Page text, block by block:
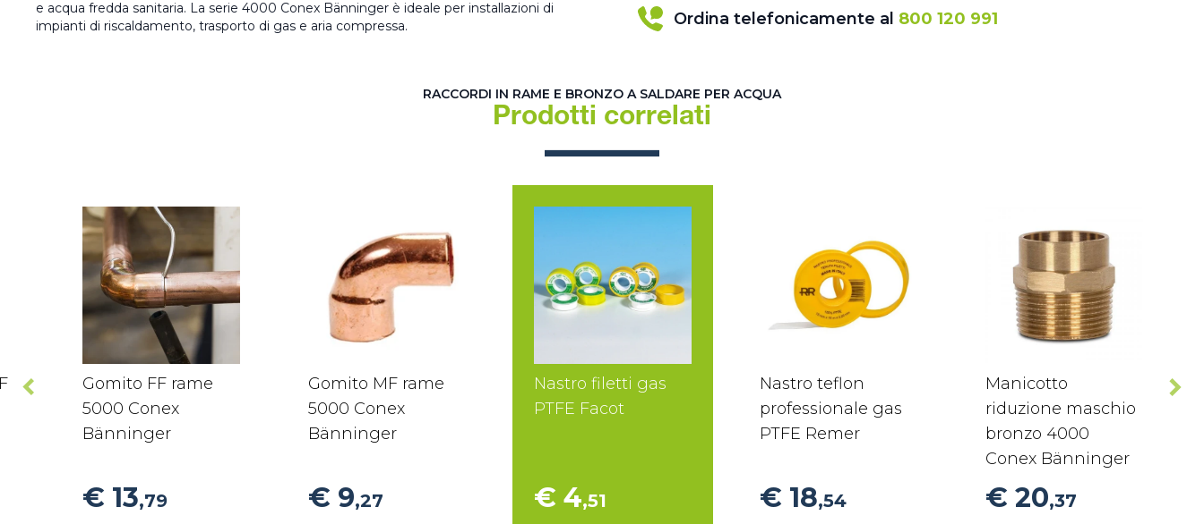
e acqua fredda sanitaria. La serie 4000 Conex Bänninger è ideale per installazioni di
impianti di riscaldamento, trasporto di gas e aria compressa.
Ordina telefonicamente al 800 120 991
RACCORDI IN RAME E BRONZO A SALDARE PER ACQUA
Prodotti correlati
Gomito FF rame
5000 Conex
Bänninger
€ 13,79
Gomito MF rame
5000 Conex
Bänninger
€ 9,27
Nastro filetti gas
PTFE Facot
€ 4,51
Nastro teflon
professionale gas
PTFE Remer
€ 18,54
Manicotto
riduzione maschio
bronzo 4000
Conex Bänninger
€ 20,37